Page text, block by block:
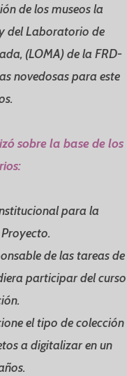
de los museos la
del Laboratorio de
(LOMA) de la FRD-
novedosas para este
sobre la base de los
para la
de las tareas de
participar del curso
el tipo de colección
a digitalizar en un